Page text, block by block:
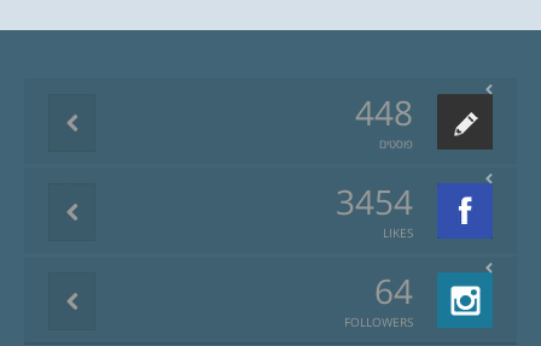
448
פוסטים
3454
LIKES
64
FOLLOWERS